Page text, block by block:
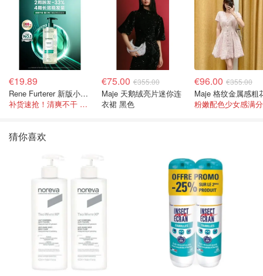
€19.89
Rene Furterer 新版小白珠洗发水 500ml
补货速抢！清爽不干 蓬松强韧秀发
€75.00 €355.00
Maje 天鹅绒亮片迷你连
衣裙 黑色
€96.00 €355.00
粉嫩配色少女感满
猜你喜欢